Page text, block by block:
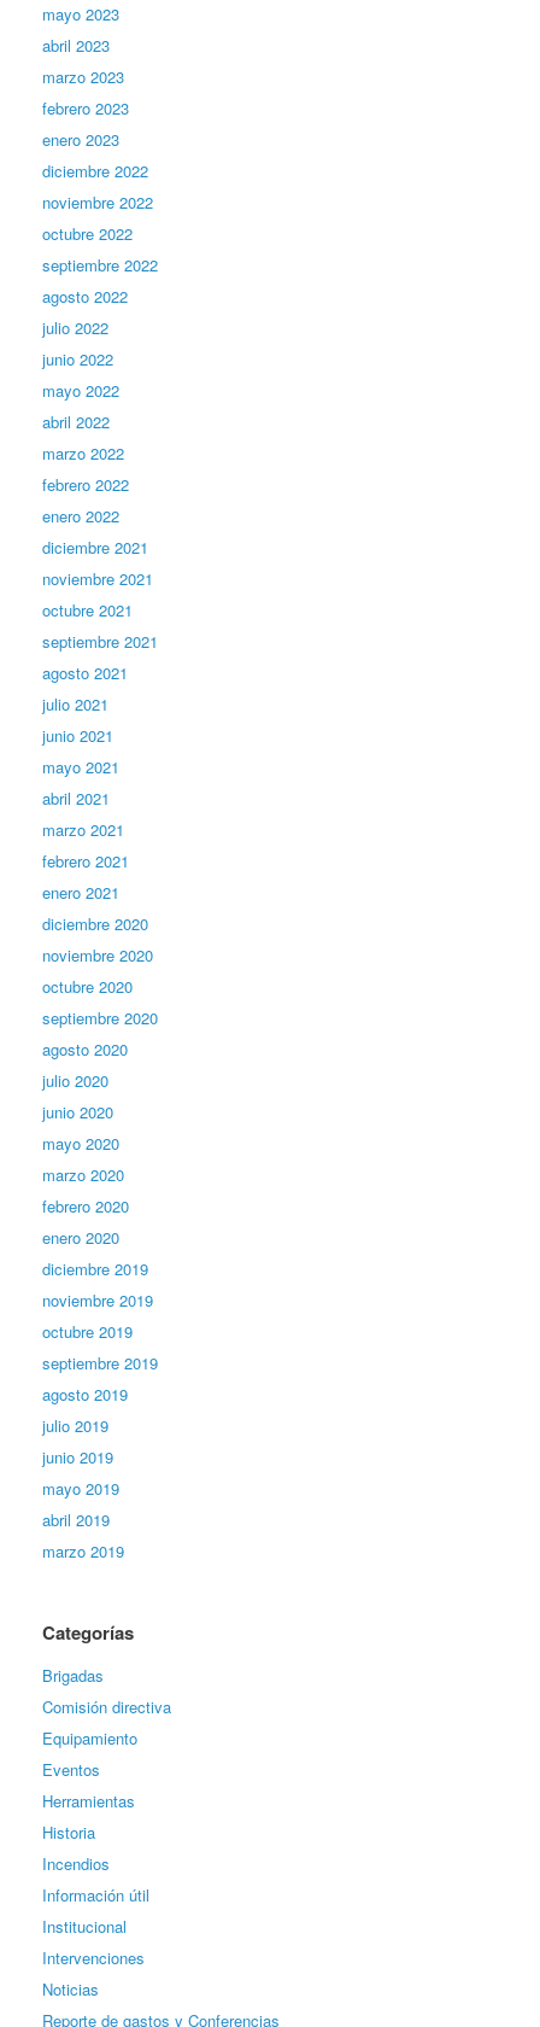
mayo 2023
abril 2023
marzo 2023
febrero 2023
enero 2023
diciembre 2022
noviembre 2022
octubre 2022
septiembre 2022
agosto 2022
julio 2022
junio 2022
mayo 2022
abril 2022
marzo 2022
febrero 2022
enero 2022
diciembre 2021
noviembre 2021
octubre 2021
septiembre 2021
agosto 2021
julio 2021
junio 2021
mayo 2021
abril 2021
marzo 2021
febrero 2021
enero 2021
diciembre 2020
noviembre 2020
octubre 2020
septiembre 2020
agosto 2020
julio 2020
junio 2020
mayo 2020
marzo 2020
febrero 2020
enero 2020
diciembre 2019
noviembre 2019
octubre 2019
septiembre 2019
agosto 2019
julio 2019
junio 2019
mayo 2019
abril 2019
marzo 2019
Categorías
Brigadas
Comisión directiva
Equipamiento
Eventos
Herramientas
Historia
Incendios
Información útil
Institucional
Intervenciones
Noticias
Reporte de gastos y Conferencias